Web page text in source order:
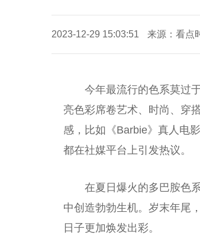
2023-12-29 15:03:51 来源：看点
今年最流行的色系莫过
亮色彩席卷艺术、时尚、穿
感，比如《Barbie》真人电
都在社媒平台上引发热议。
在夏日爆火的多巴胺色
中创造勃勃生机。岁末年尾
日子更加焕发出彩。